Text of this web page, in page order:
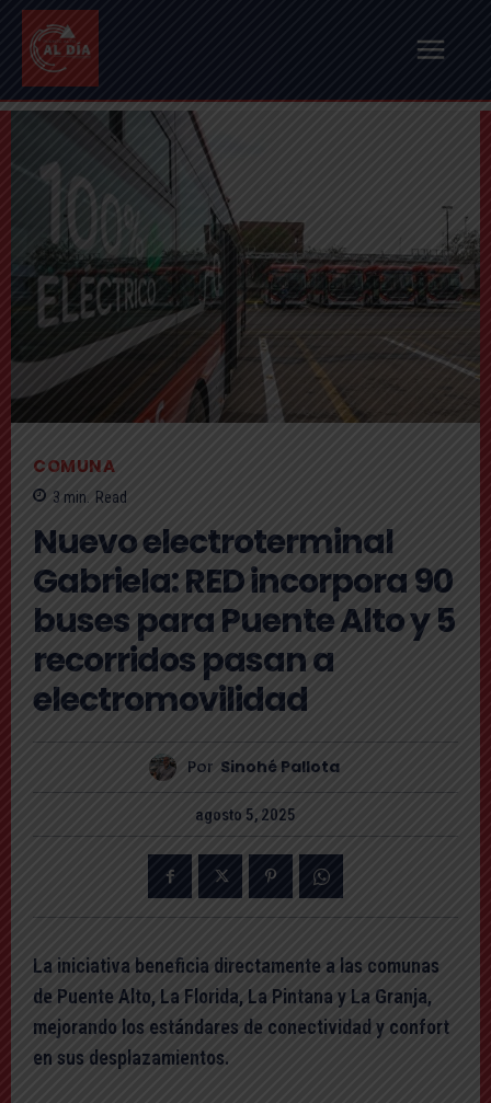
COMUNA
3 min. Read
Nuevo electroterminal
Gabriela: RED incorpora 90
buses para Puente Alto y 5
recorridos pasan a
electromovilidad
Por Sinohé Pallota
agosto 5, 2025
La iniciativa beneficia directamente a las comunas
de Puente Alto, La Florida, La Pintana y La Granja,
mejorando los estándares de conectividad y confort
en sus desplazamientos.